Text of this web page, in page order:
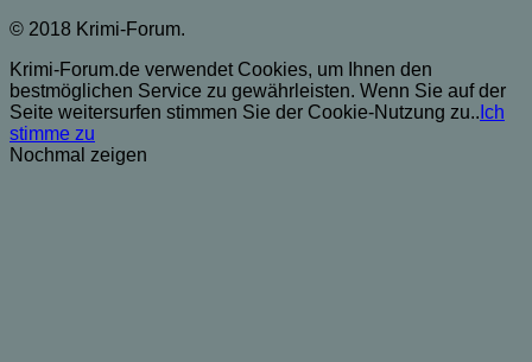
© 2018 Krimi-Forum.
Krimi-Forum.de verwendet Cookies, um Ihnen den
bestmöglichen Service zu gewährleisten. Wenn Sie auf der
Seite weitersurfen stimmen Sie der Cookie-Nutzung zu.. Ich
stimme zu
Nochmal zeigen